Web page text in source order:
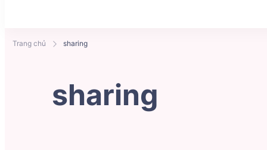
Trang chủ sharing
sharing